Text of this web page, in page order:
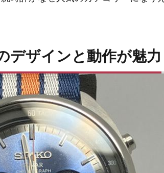
デザインと動作が魅力